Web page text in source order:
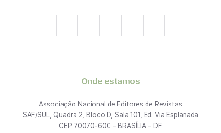
Onde estamos
Associação Nacional de Editores de Revistas
SAF/SUL, Quadra 2, Bloco D, Sala 101, Ed. Via Esplanada
CEP 70070-600 – BRASÍLIA – DF